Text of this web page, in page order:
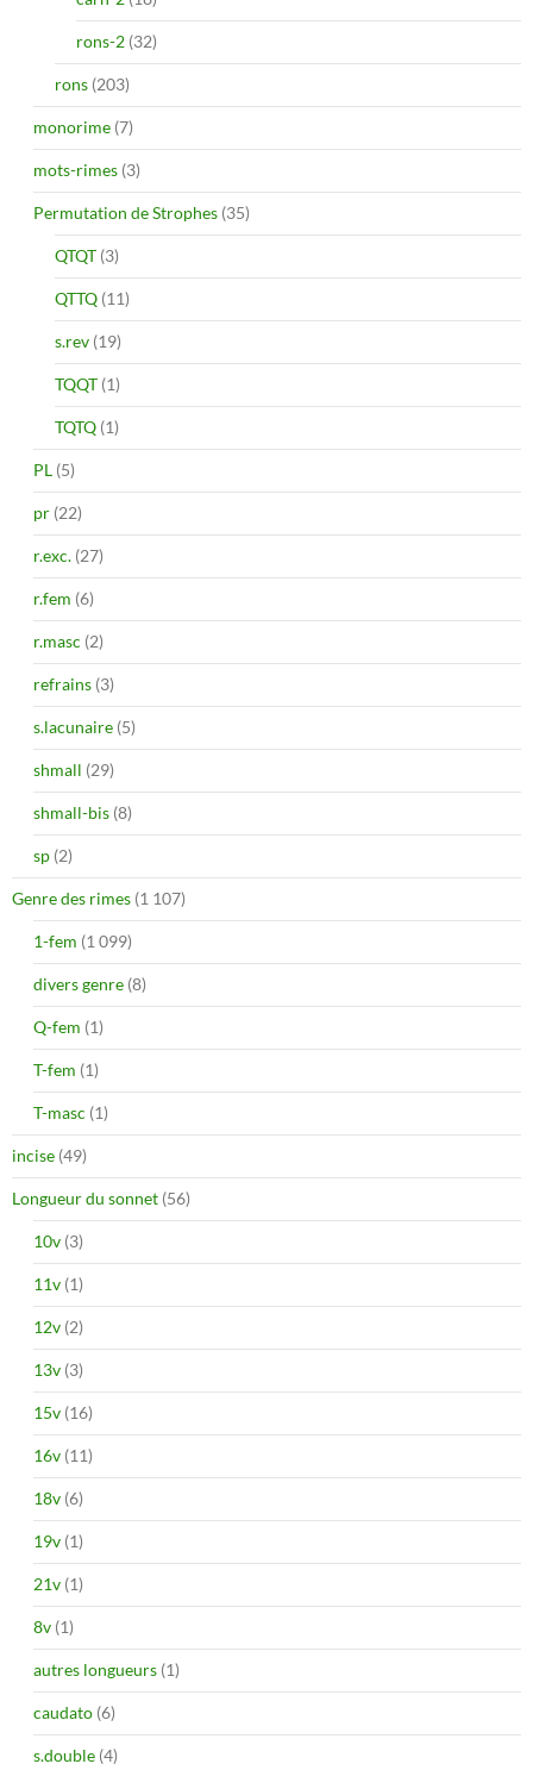
rons-2 (32)
rons (203)
monorime (7)
mots-rimes (3)
Permutation de Strophes (35)
QTQT (3)
QTTQ (11)
s.rev (19)
TQQT (1)
TQTQ (1)
PL (5)
pr (22)
r.exc. (27)
r.fem (6)
r.masc (2)
refrains (3)
s.lacunaire (5)
shmall (29)
shmall-bis (8)
sp (2)
Genre des rimes (1 107)
1-fem (1 099)
divers genre (8)
Q-fem (1)
T-fem (1)
T-masc (1)
incise (49)
Longueur du sonnet (56)
10v (3)
11v (1)
12v (2)
13v (3)
15v (16)
16v (11)
18v (6)
19v (1)
21v (1)
8v (1)
autres longueurs (1)
caudato (6)
s.double (4)